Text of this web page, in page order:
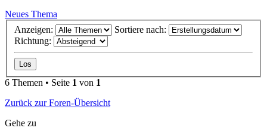
Neues Thema
Anzeigen:
Sortiere nach:
Richtung:
6 Themen • Seite 1 von 1
Zurück zur Foren-Übersicht
Gehe zu